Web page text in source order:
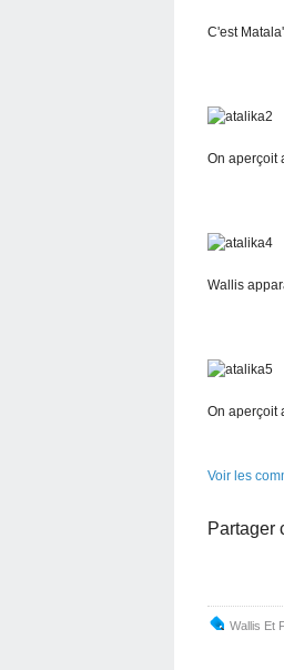
C'est
On aperçoit
Wallis
On aperçoit
Voir les
Partager
Wallis Et